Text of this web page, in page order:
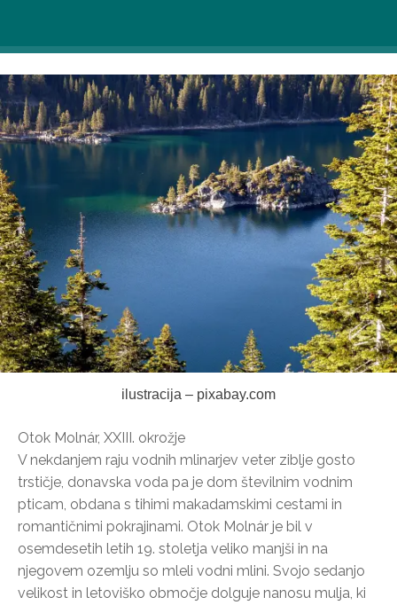
pustolovščino!
ilustracija – pixabay.com
Otok Molnár, XXIII. okrožje
V nekdanjem raju vodnih mlinarjev veter ziblje gosto
trstičje, donavska voda pa je dom številnim vodnim
pticam, obdana s tihimi makadamskimi cestami in
romantičnimi pokrajinami. Otok Molnár je bil v
osemdesetih letih 19. stoletja veliko manjši in na
njegovem ozemlju so mleli vodni mlini. Svojo sedanjo
velikost in letoviško območje dolguje nanosu mulja, ki